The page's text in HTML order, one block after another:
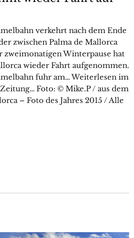
verkehrt nach dem Ende
zwischen Palma de Mallorca
zweimonatigen Winterpause hat
wieder Fahrt aufgenommen.
fuhr am… Weiterlesen im
Foto: © Mike.P / aus dem
– Foto des Jahres 2015 / Alle